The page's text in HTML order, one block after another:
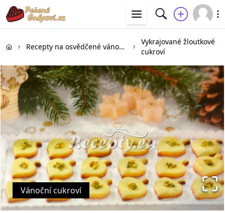
Recepty na osvědčené vánoční cukroví
Vykrajované žloutkové
cukroví
Vánoční cukroví